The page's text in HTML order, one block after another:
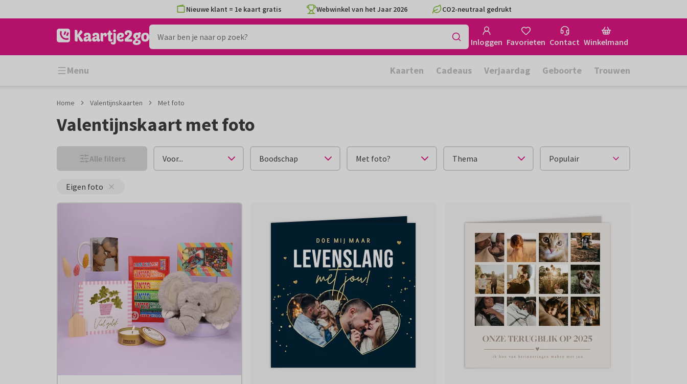
naar
naar
Nieuwe klant = 1e kaart gratis Webwinkel van het Jaar 2026 CO2-neutraal gedrukt
Inloggen Favorieten Contact Winkelmand
Menu Kaarten Cadeaus Verjaardag Geboorte Trouwen
Home Valentijnskaarten Met foto
Valentijnskaart met foto
Alle filters Voor... Boodschap Met foto? Thema
Eigen foto